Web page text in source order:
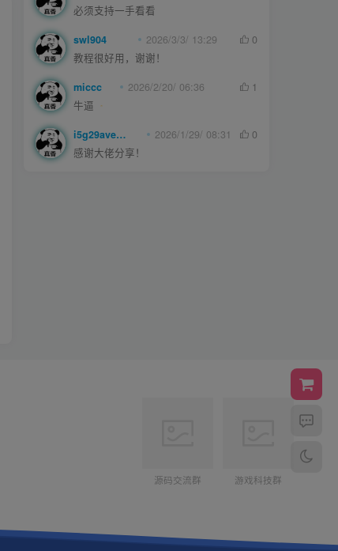
必须支持一手看看
swl904 2026/3/3/ 13:29
0
教程很好用，谢谢！
miccc 2026/2/20/ 06:36
1
牛逼
i5g29ave0m 2026/1/29/ 08:31
0
感谢大佬分享！
源码交流群 游戏科技群